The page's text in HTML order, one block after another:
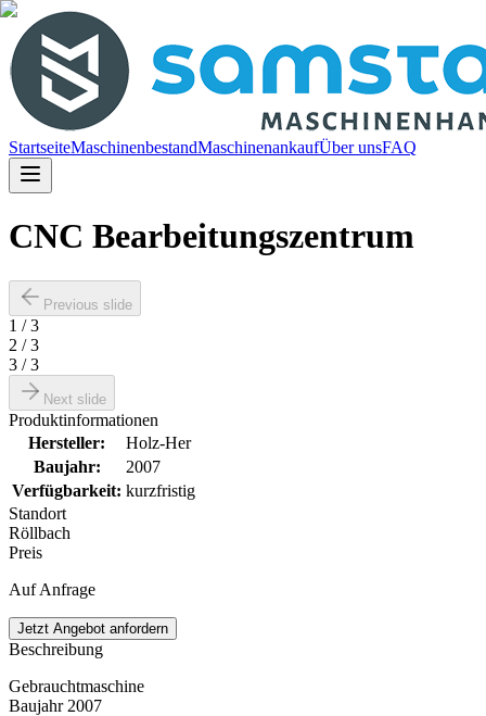
StartseiteMaschinenbestandMaschinenankaufÜber unsFAQ
CNC Bearbeitungszentrum
Previous slide
1 /3
2 /3
3 /3
Next slide
Produktinformationen
Hersteller:
Holz-Her
Baujahr:
2007
Verfügbarkeit: kurzfristig
Standort
Röllbach
Preis
Auf Anfrage
Jetzt Angebot anfordern
Beschreibung
Gebrauchtmaschine
Baujahr 2007